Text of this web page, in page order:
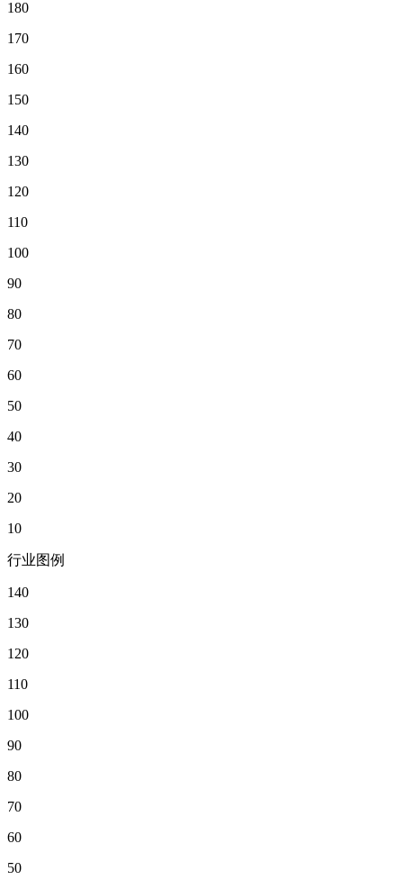
180
170
160
150
140
130
120
110
100
90
80
70
60
50
40
30
20
10
行业图例
140
130
120
110
100
90
80
70
60
50